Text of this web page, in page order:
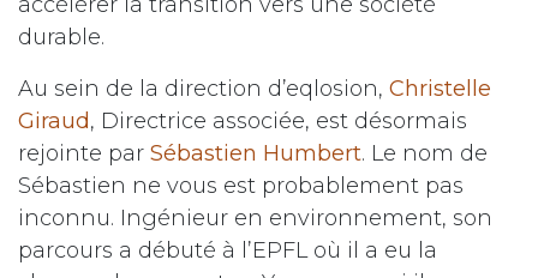
durable.
Au sein de la direction d’eqlosion, Christelle
Giraud, Directrice associée, est désormais
rejointe par Sébastien Humbert. Le nom de
Sébastien ne vous est probablement pas
inconnu. Ingénieur en environnement, son
parcours a débuté à l’EPFL où il a eu la